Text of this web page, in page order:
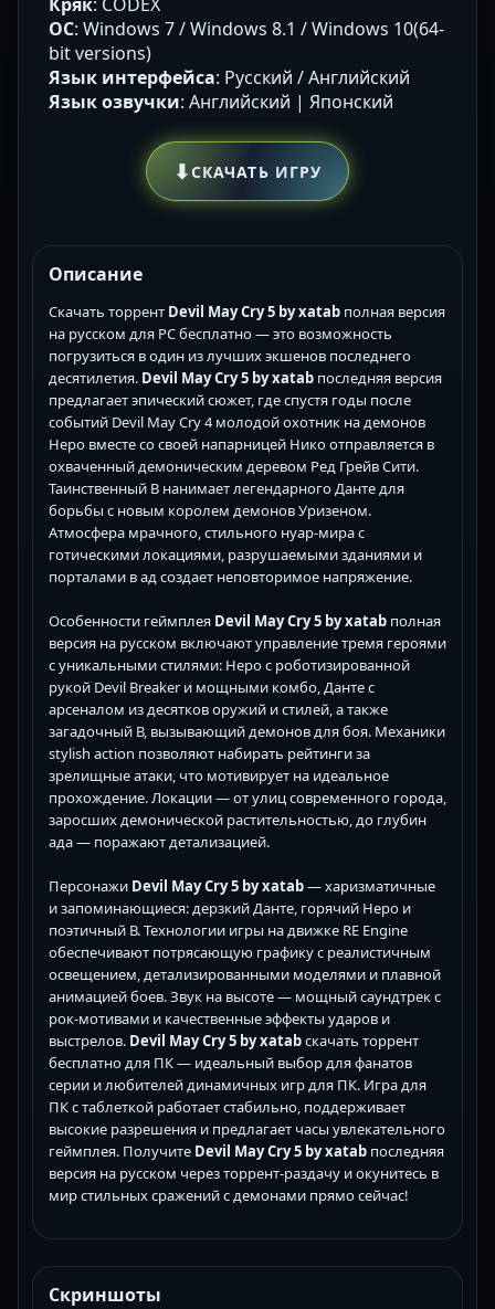
ОС: Windows 7 / Windows 8.1 / Windows 10(64-
bit versions)
Язык интерфейса: Русский / Английский
Язык озвучки: Английский | Японский
⬇СКАЧАТЬ ИГРУ
Описание
Скачать торрент Devil May Cry 5 by xatab полная версия
на русском для PC бесплатно — это возможность
погрузиться в один из лучших экшенов последнего
десятилетия. Devil May Cry 5 by xatab последняя версия
предлагает эпический сюжет, где спустя годы после
событий Devil May Cry 4 молодой охотник на демонов
Неро вместе со своей напарницей Нико отправляется в
охваченный демоническим деревом Ред Грейв Сити.
Таинственный В нанимает легендарного Данте для
борьбы с новым королем демонов Уризеном.
Атмосфера мрачного, стильного нуар-мира с
готическими локациями, разрушаемыми зданиями и
порталами в ад создает неповторимое напряжение.
Особенности геймплея Devil May Cry 5 by xatab полная
версия на русском включают управление тремя героями
с уникальными стилями: Неро с роботизированной
рукой Devil Breaker и мощными комбо, Данте с
арсеналом из десятков оружий и стилей, а также
загадочный В, вызывающий демонов для боя. Механики
stylish action позволяют набирать рейтинги за
зрелищные атаки, что мотивирует на идеальное
прохождение. Локации — от улиц современного города,
заросших демонической растительностью, до глубин
ада — поражают детализацией.
Персонажи Devil May Cry 5 by xatab— харизматичные
и запоминающиеся: дерзкий Данте, горячий Неро и
поэтичный В. Технологии игры на движке RE Engine
обеспечивают потрясающую графику с реалистичным
освещением, детализированными моделями и плавной
анимацией боев. Звук на высоте — мощный саундтрек с
рок-мотивами и качественные эффекты ударов и
выстрелов. Devil May Cry 5 by xatabскачать торрент
бесплатно для ПК — идеальный выбор для фанатов
серии и любителей динамичных игр для ПК. Игра для
ПК с таблеткой работает стабильно, поддерживает
высокие разрешения и предлагает часы увлекательного
геймплея. Получите Devil May Cry 5 by xatab последняя
версия на русском через торрент-раздачу и окунитесь в
мир стильных сражений с демонами прямо сейчас!
Скриншоты